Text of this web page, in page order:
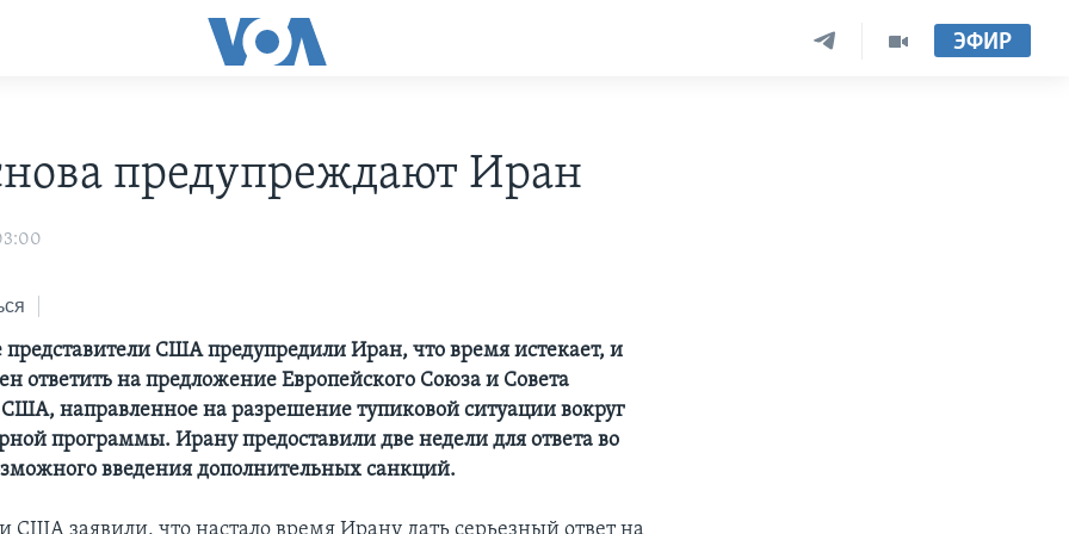
ЭФИР
предупреждают Иран
США предупредили Иран, что время истекает, и
ответить на предложение Европейского Союза и Совета
США, направленное на разрешение тупиковой ситуации вокруг
программы. Ирану предоставили две недели для ответа во
введения дополнительных санкций.